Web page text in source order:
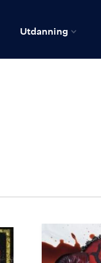
Utdanning